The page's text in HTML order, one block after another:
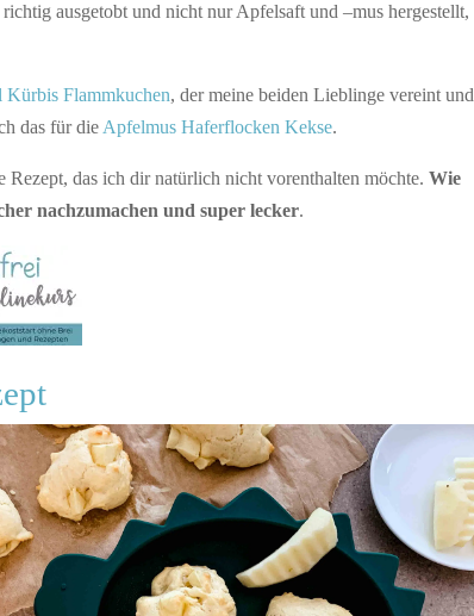
ausgetobt und nicht nur Apfelsaft und –mus hergestellt,
Kürbis Flammkuchen, der meine beiden Lieblinge vereint und
das für die Apfelmus Haferflocken Kekse.
Rezept, das ich dir natürlich nicht vorenthalten möchte. Wie
nachzumachen und super lecker.